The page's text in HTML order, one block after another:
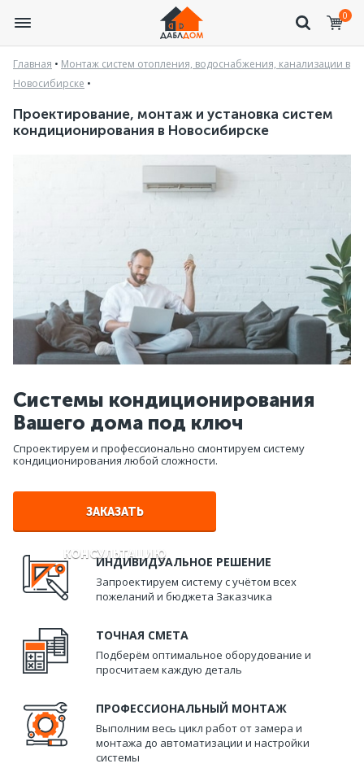
0
Главная • Монтаж систем отопления, водоснабжения, канализации в
Новосибирске •
Проектирование, монтаж и установка систем
кондиционирования в Новосибирске
Системы кондиционирования
Вашего дома под ключ
Спроектируем и профессионально смонтируем систему
кондиционирования любой сложности.
ЗАКАЗАТЬ
КОНСУЛЬТАЦИЮ
ИНДИВИДУАЛЬНОЕ РЕШЕНИЕ
Запроектируем систему с учётом всех
пожеланий и бюджета Заказчика
ТОЧНАЯ СМЕТА
Подберём оптимальное оборудование и
просчитаем каждую деталь
ПРОФЕССИОНАЛЬНЫЙ МОНТАЖ
Выполним весь цикл работ от замера и
монтажа до автоматизации и настройки
системы